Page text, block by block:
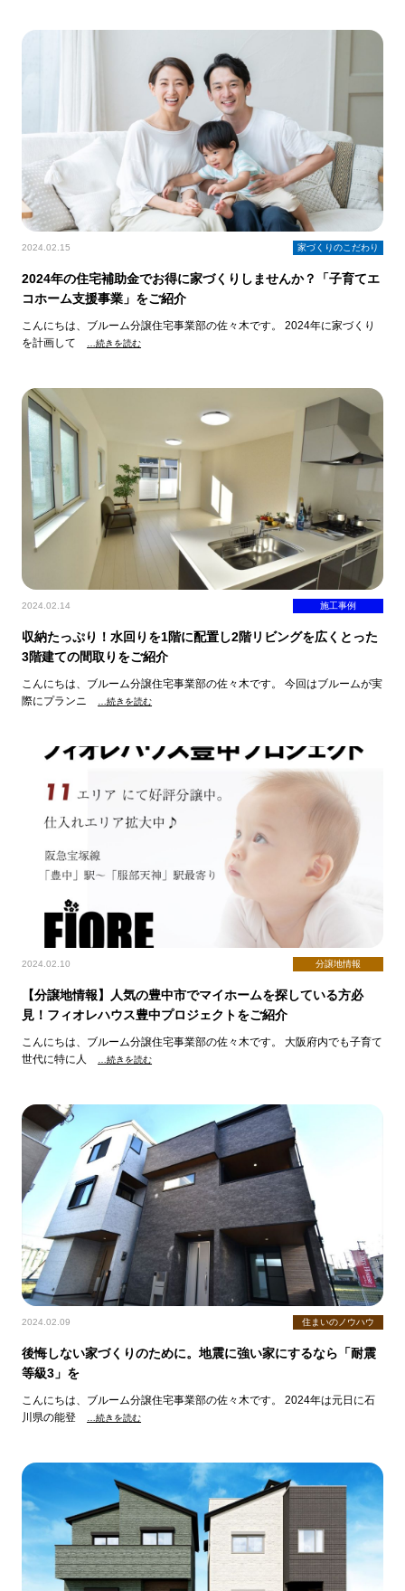
2024.02.15 家づくりのこだわり
2024年の住宅補助金でお得に家づくりしませんか？「子育てエ
コホーム支援事業」をご紹介
こんにちは、ブルーム分譲住宅事業部の佐々木です。 2024年に家づくり
を計画して
…続きを読む
2024.02.14 施工事例
収納たっぷり！水回りを1階に配置し2階リビングを広くとった
3階建ての間取りをご紹介
こんにちは、ブルーム分譲住宅事業部の佐々木です。 今回はブルームが実
際にプランニ
…続きを読む
2024.02.10 分譲地情報
【分譲地情報】人気の豊中市でマイホームを探している方必
見！フィオレハウス豊中プロジェクトをご紹介
こんにちは、ブルーム分譲住宅事業部の佐々木です。 大阪府内でも子育て
世代に特に人
…続きを読む
2024.02.09 住まいのノウハウ
後悔しない家づくりのために。地震に強い家にするなら「耐震
等級3」を
こんにちは、ブルーム分譲住宅事業部の佐々木です。 2024年は元日に石
川県の能登
…続きを読む